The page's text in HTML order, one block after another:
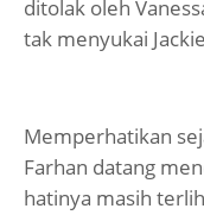
ditolak oleh
tak menyukai
Memperhatikan
Farhan datang
hatinya masih